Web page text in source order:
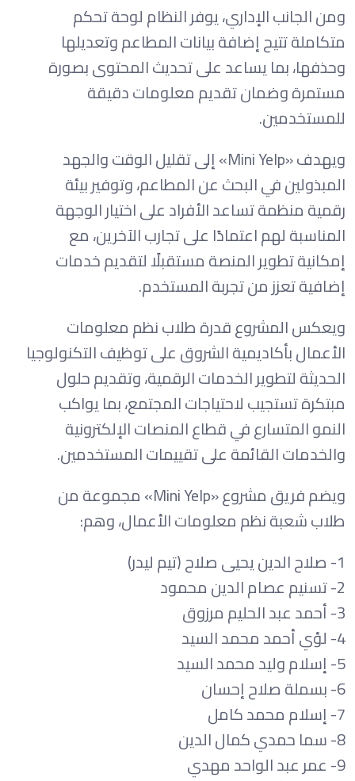
ومن الجانب الإداري، يوفر النظام لوحة تحكم
متكاملة تتيح إضافة بيانات المطاعم وتعديلها
وحذفها، بما يساعد على تحديث المحتوى بصورة
مستمرة وضمان تقديم معلومات دقيقة
للمستخدمين.
ويهدف «Mini Yelp» إلى تقليل الوقت والجهد
المبذولين في البحث عن المطاعم، وتوفير بيئة
رقمية منظمة تساعد الأفراد على اختيار الوجهة
المناسبة لهم اعتمادًا على تجارب الآخرين، مع
إمكانية تطوير المنصة مستقبلًا لتقديم خدمات
إضافية تعزز من تجربة المستخدم.
ويعكس المشروع قدرة طلاب نظم معلومات
الأعمال بأكاديمية الشروق على توظيف التكنولوجيا
الحديثة لتطوير الخدمات الرقمية، وتقديم حلول
مبتكرة تستجيب لاحتياجات المجتمع، بما يواكب
النمو المتسارع في قطاع المنصات الإلكترونية
والخدمات القائمة على تقييمات المستخدمين.
ويضم فريق مشروع «Mini Yelp» مجموعة من
طلاب شعبة نظم معلومات الأعمال، وهم:
1- صلاح الدين يحيى صلاح (تيم ليدر)
2- تسنيم عصام الدين محمود
3- أحمد عبد الحليم مرزوق
4- لؤي أحمد محمد السيد
5- إسلام وليد محمد السيد
6- بسملة صلاح إحسان
7- إسلام محمد كامل
8- سما حمدي كمال الدين
9- عمر عبد الواحد مهدي